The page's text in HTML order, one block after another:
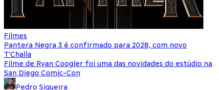
Filmes
Pantera Negra 3 é confirmado para 2028, com novo
T'Challa
Filme de Ryan Coogler foi uma das novidades do estúdio na
San Diego Comic-Con
Pedro Siqueira